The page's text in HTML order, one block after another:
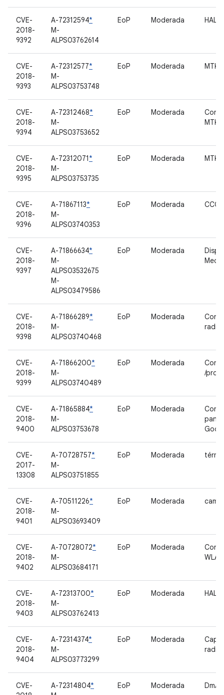
CVE-
2018-
9392
A-72312594*
M-
ALPS03762614
EoP Moderada HAL
CVE-
2018-
9393
A-72312577*
M-
ALPS03753748
EoP Moderada MTK
CVE-
2018-
9394
A-72312468*
M-
ALPS03753652
EoP Moderada
MTK
CVE-
2018-
9395
A-72312071*
M-
ALPS03753735
EoP Moderada MTK
CVE-
2018-
9396
A-71867113*
M-
ALPS03740353
EoP Moderada CCCI
CVE-
2018-
9397
A-71866634*
M-
ALPS03532675
M-
ALPS03479586
EoP Moderada
CVE-
2018-
9398
A-71866289*
M-
ALPS03740468
EoP Moderada
radio
CVE-
2018-
9399
A-71866200*
M-
ALPS03740489
EoP Moderada
/
CVE-
2018-
9400
A-71865884*
M-
ALPS03753678
EoP Moderada
CVE-
2017-
13308
A-70728757*
M-
ALPS03751855
EoP Moderada
CVE-
2018-
9401
A-70511226*
M-
ALPS03693409
EoP Moderada
CVE-
2018-
9402
A-70728072*
M-
ALPS03684171
EoP Moderada
WLAN
CVE-
2018-
9403
A-72313700*
M-
ALPS03762413
EoP Moderada HAL
CVE-
2018-
9404
A-72314374*
M-
ALPS03773299
EoP Moderada
radio
CVE-
A-72314804*
EoP Moderada